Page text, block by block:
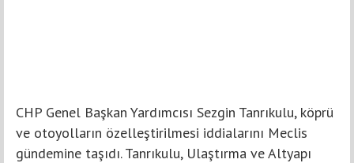
CHP Genel Başkan Yardımcısı Sezgin Tanrıkulu, köprü
ve otoyolların özelleştirilmesi iddialarını Meclis
gündemine taşıdı. Tanrıkulu, Ulaştırma ve Altyapı